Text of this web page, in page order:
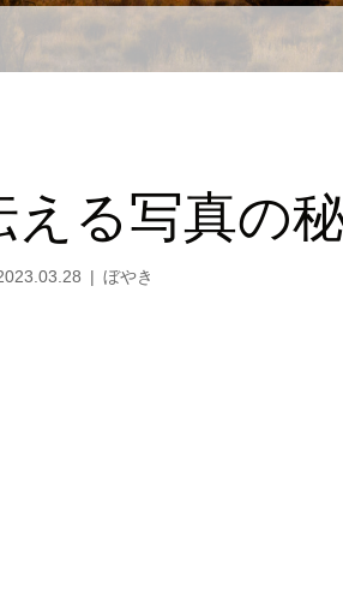
える写真の
ぼやき